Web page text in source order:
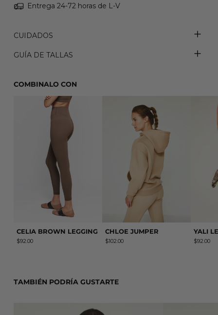
COMBINALO CON
CELIA BROWN LEGGING
CELIA BROWN LEGGING
$92.00
CHLOE JUMPER
$102.00
YALI
$92.00
Entrega 24-72 horas de L-V
CUIDADOS
GUÍA DE TALLAS
TAMBIÉN PODRÍA GUSTARTE
MARINA TOP